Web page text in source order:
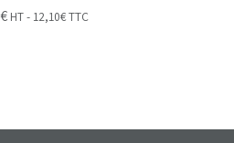
€ HT - 12,10€TTC